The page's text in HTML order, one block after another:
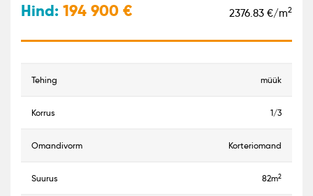
Hind: 194 900 2376.83 €/m2
tehing müük
korrus 1/3
omandivorm Korteriomand
suurus 82m2